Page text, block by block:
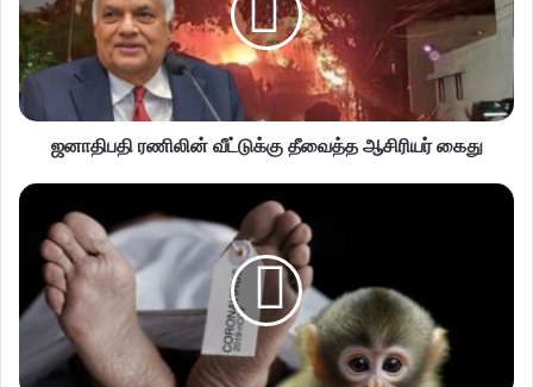
ஜனாதிபதி ரணிலின் வீட்டுக்கு தீவைத்த ஆசிரியர் கைது